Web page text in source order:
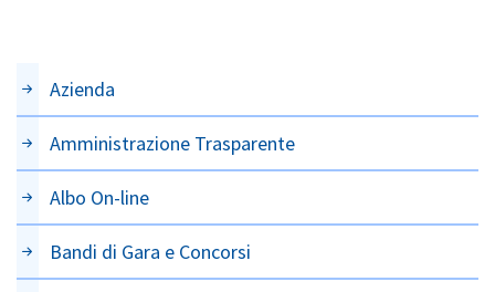
Azienda
Amministrazione Trasparente
Albo On-line
Bandi di Gara e Concorsi